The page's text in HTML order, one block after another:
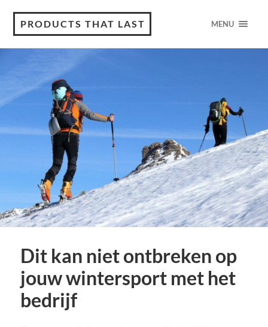
PRODUCTS THAT LAST MENU
Dit kan niet ontbreken op
jouw wintersport met het
bedrijf